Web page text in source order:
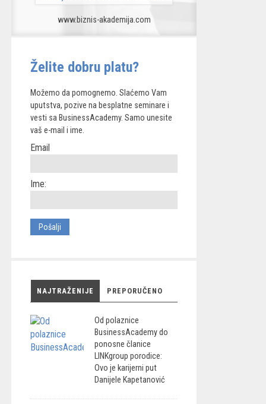
www.biznis-akademija.com
Želite dobru platu?
Možemo da pomognemo. Slaćemo Vam
uputstva, pozive na besplatne seminare i
vesti sa BusinessAcademy. Samo unesite
vaš e-mail i ime.
Email
Ime:
NAJTRAŽENIJE PREPORUČENO
Od polaznice
BusinessAcademy do
ponosne članice
LINKgroup porodice:
Ovo je karijerni put
Danijele Kapetanović